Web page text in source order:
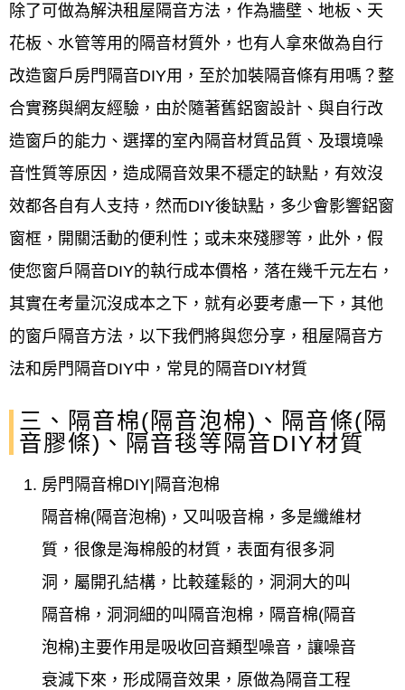
除了可做為解決租屋隔音方法，作為牆壁、地板、天
花板、水管等用的隔音材質外，也有人拿來做為自行
改造窗戶房門隔音DIY用，至於加裝隔音條有用嗎？整
合實務與網友經驗，由於隨著舊鋁窗設計、與自行改
造窗戶的能力、選擇的室內隔音材質品質、及環境噪
音性質等原因，造成隔音效果不穩定的缺點，有效沒
效都各自有人支持，然而DIY後缺點，多少會影響鋁窗
窗框，開關活動的便利性；或未來殘膠等，此外，假
使您窗戶隔音DIY的執行成本價格，落在幾千元左右，
其實在考量沉沒成本之下，就有必要考慮一下，其他
的窗戶隔音方法，以下我們將與您分享，租屋隔音方
法和房門隔音DIY中，常見的隔音DIY材質
三、隔音棉(隔音泡棉)、隔音條(隔
音膠條)、隔音毯等隔音DIY材質
房門隔音棉DIY|隔音泡棉
隔音棉(隔音泡棉)，又叫吸音棉，多是纖維材
質，很像是海棉般的材質，表面有很多洞
洞，屬開孔結構，比較蓬鬆的，洞洞大的叫
隔音棉，洞洞細的叫隔音泡棉，隔音棉(隔音
泡棉)主要作用是吸收回音類型噪音，讓噪音
衰減下來，形成隔音效果，原做為隔音工程